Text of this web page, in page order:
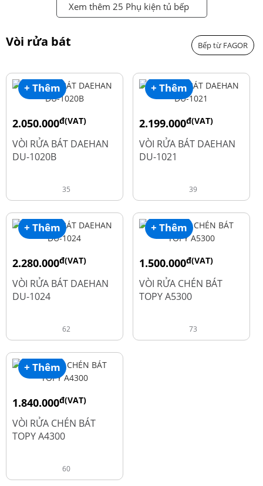
Xem thêm 25 Phụ kiện tủ bếp
Vòi rửa bát Bếp từ FAGOR
+ Thêm
2.050.000đ(VAT)
2.600.000
VÒI RỬA BÁT DAEHAN
DU-1020B
35
+ Thêm
2.199.000đ(VAT)
2.900.000
VÒI RỬA BÁT DAEHAN
DU-1021
39
+ Thêm
2.280.000đ(VAT)
2.600.000
VÒI RỬA BÁT DAEHAN
DU-1024
62
+ Thêm
1.500.000đ(VAT)
1.990.000
VÒI RỬA CHÉN BÁT
TOPY A5300
73
+ Thêm
1.840.000đ(VAT)
2.450.000
VÒI RỬA CHÉN BÁT
TOPY A4300
60